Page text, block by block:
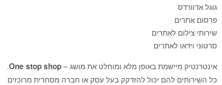
גוגל אדוורדס
פרסום אתרים
שירותי צילום לאתרים
סרטוני וידאו לאתרים
אינטרנטיק מיישמת באופן מלא ומוחלט את מושג –One stop shop
.
כל השירותים להם יכול להזדקק בעל עסק או חברה מסחרית מרוכזים